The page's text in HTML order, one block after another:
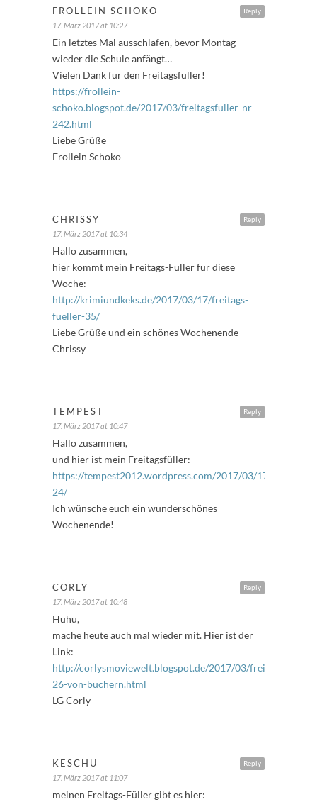
Reply
FROLLEIN SCHOKO
17. März 2017 at 10:27
Ein letztes Mal ausschlafen, bevor Montag
wieder die Schule anfängt…
Vielen Dank für den Freitagsfüller!
https://frollein-
schoko.blogspot.de/2017/03/freitagsfuller-nr-
242.html
Liebe Grüße
Frollein Schoko
Reply
CHRISSY
17. März 2017 at 10:34
Hallo zusammen,
hier kommt mein Freitags-Füller für diese
Woche:
http://krimiundkeks.de/2017/03/17/freitags-
fueller-35/
Liebe Grüße und ein schönes Wochenende
Chrissy
Reply
TEMPEST
17. März 2017 at 10:47
Hallo zusammen,
und hier ist mein Freitagsfüller:
https://tempest2012.wordpress.com/2017/03/17/
24/
Ich wünsche euch ein wunderschönes
Wochenende!
Reply
CORLY
17. März 2017 at 10:48
Huhu,
mache heute auch mal wieder mit. Hier ist der
Link:
http://corlysmoviewelt.blogspot.de/2017/03/freitagsfuller-
26-von-buchern.html
LG Corly
Reply
KESCHU
17. März 2017 at 11:07
meinen Freitags-Füller gibt es hier: